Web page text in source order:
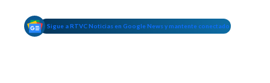
Sigue a RTVC Noticias en Google News y mantente conectado